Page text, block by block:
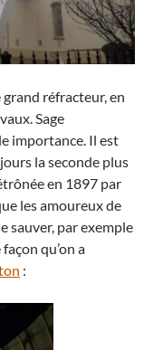
réfracteur, en
Sage
importance. Il est
la seconde plus
en 1897 par
les amoureux de
sauver, par exemple
façon qu’on a
: